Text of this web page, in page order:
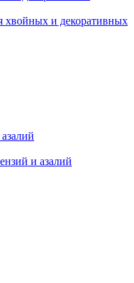
хвойных и декоративных
и азалий